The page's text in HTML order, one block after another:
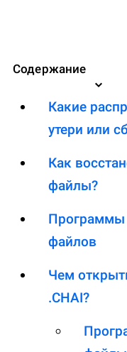
Содержание
Какие
утери или
Как
файлы?
Программы
файлов
Чем
.CHAI?